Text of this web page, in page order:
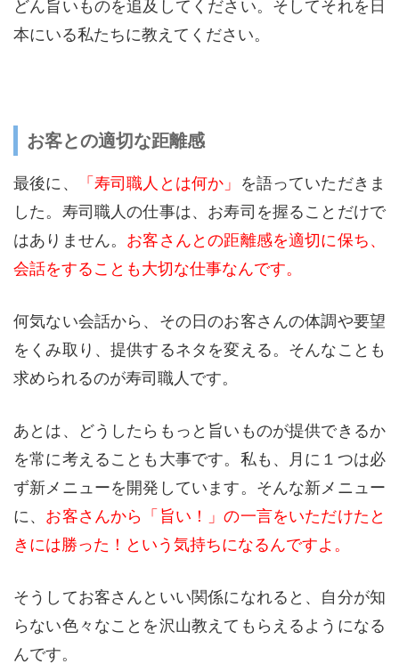
どん旨いものを追及してください。そしてそれを日
本にいる私たちに教えてください。
お客との適切な距離感
最後に、 「寿司職人とは何か」
を語っていただきま
した。寿司職人の仕事は、お寿司を握ることだけで
はありません。 お客さんとの距離感を適切に保ち、
会話をすることも大切な仕事なんです。
何気ない会話から、その日のお客さんの体調や要望
をくみ取り、提供するネタを変える。そんなことも
求められるのが寿司職人です。
あとは、どうしたらもっと旨いものが提供できるか
を常に考えることも大事です。私も、月に１つは必
ず新メニューを開発しています。そんな新メニュー
に、 お客さんから「旨い！」の一言をいただけたと
きには勝った！という気持ちになるんですよ。
そうしてお客さんといい関係になれると、自分が知
らない色々なことを沢山教えてもらえるようになる
んです。